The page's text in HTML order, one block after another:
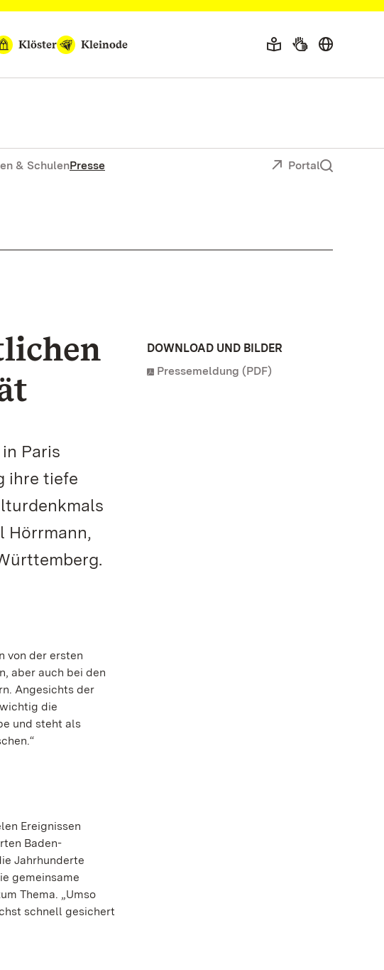
Klöster Kleinode
& SchulenPresse Portal
Paris
ihre tiefe
Hörrmann,
von der ersten
aber auch bei den
Angesichts der
die
und steht als
Ereignissen
Baden-
Jahrhunderte
gemeinsame
Thema. „Umso
schnell gesichert
DOWNLOAD UND BILDER
Pressemeldung (PDF)